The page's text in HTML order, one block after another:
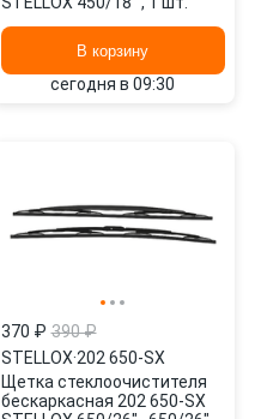
В корзину
сегодня в 09:30
370 ₽ 390 ₽
STELLOX·202 650-SX
Щетка стеклоочистителя
бескаркасная 202 650-SX